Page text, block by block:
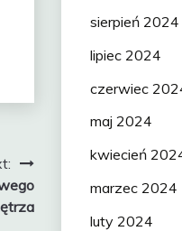
sierpień 2024
lipiec 2024
czerwiec
maj 2024
kwiecień
marzec 2024
luty 2024